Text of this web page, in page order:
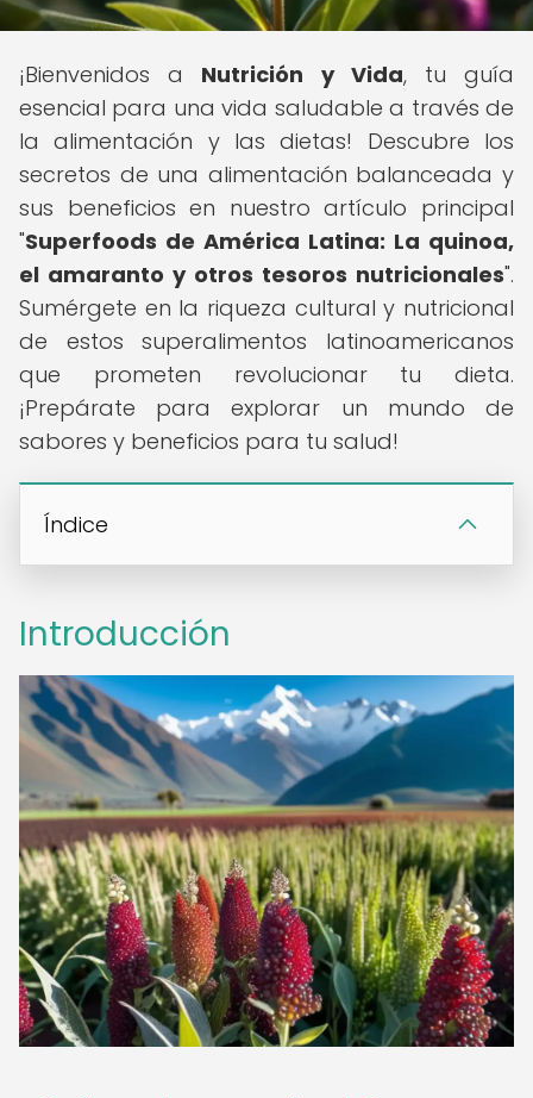
¡Bienvenidos a Nutrición y Vida, tu guía
esencial para una vida saludable a través de
la alimentación y las dietas! Descubre los
secretos de una alimentación balanceada y
sus beneficios en nuestro artículo principal
"Superfoods de América Latina: La quinoa,
el amaranto y otros tesoros nutricionales".
Sumérgete en la riqueza cultural y nutricional
de estos superalimentos latinoamericanos
que prometen revolucionar tu dieta.
¡Prepárate para explorar un mundo de
sabores y beneficios para tu salud!
Índice
Introducción